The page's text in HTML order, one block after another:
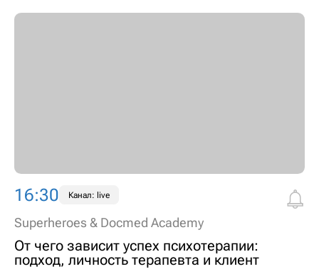
16:30 Канал: live
Superheroes & Docmed Academy
От чего зависит успех психотерапии:
подход, личность терапевта и клиент